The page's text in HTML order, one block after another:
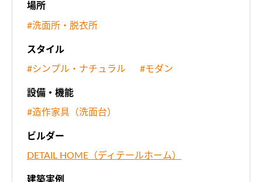
場所
#洗面所・脱衣所
スタイル
#シンプル・ナチュラル #モダン
設備・機能
#造作家具（洗面台）
ビルダー
DETAIL HOME（ディテールホーム）
建築実例